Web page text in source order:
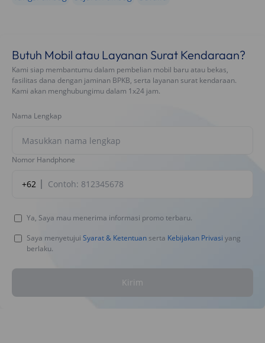
Butuh Mobil atau Layanan Surat Kendaraan?
Kami siap membantumu dalam pembelian mobil baru atau bekas,
fasilitas dana dengan jaminan BPKB, serta layanan surat kendaraan.
Kami akan menghubungimu dalam 1x24 jam.
Nama Lengkap
Nomor Handphone
+62
Ya, Saya mau menerima informasi promo terbaru.
Saya menyetujui Syarat & Ketentuan serta Kebijakan Privasi yang
berlaku.
Kirim